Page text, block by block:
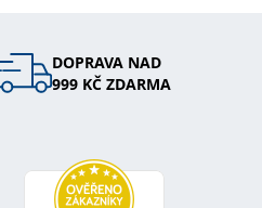
DOPRAVA NAD
999 KČ ZDARMA